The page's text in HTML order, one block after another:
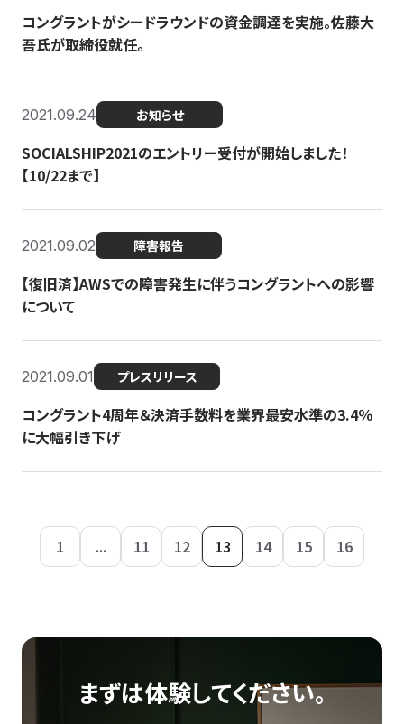
コングラントがシードラウンドの資金調達を実施。佐藤大
吾氏が取締役就任。
2021.09.24 お知らせ
SOCIALSHIP2021のエントリー受付が開始しました！
【10/22まで】
2021.09.02 障害報告
【復旧済】AWSでの障害発生に伴うコングラントへの影響
について
2021.09.01 プレスリリース
コングラント4周年＆決済手数料を業界最安水準の3.4％
に大幅引き下げ
1 ... 11 12 13 14 15 16
まずは体験してください。